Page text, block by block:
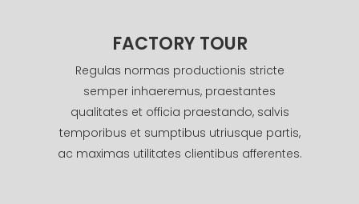
FACTORY TOUR
Regulas normas productionis stricte
semper inhaeremus, praestantes
qualitates et officia praestando, salvis
temporibus et sumptibus utriusque partis,
ac maximas utilitates clientibus afferentes.